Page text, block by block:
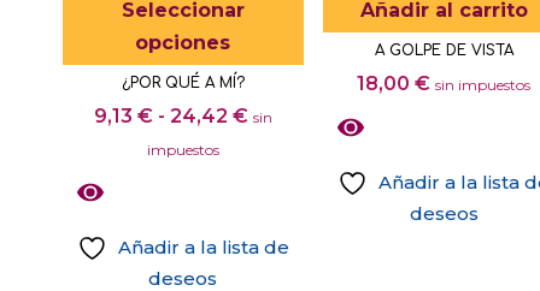
Seleccionar
opciones
producto
tiene
múltiples
variantes.
opciones
¿POR QUÉ A MÍ?
9,13 € - 24,42 €Rango
9,13 €
sin
impuestos
Añadir a la lista de
deseos
Añadir al carrito
A GOLPE DE VISTA
18,00€ sin impuestos
Añadir a la lista
deseos